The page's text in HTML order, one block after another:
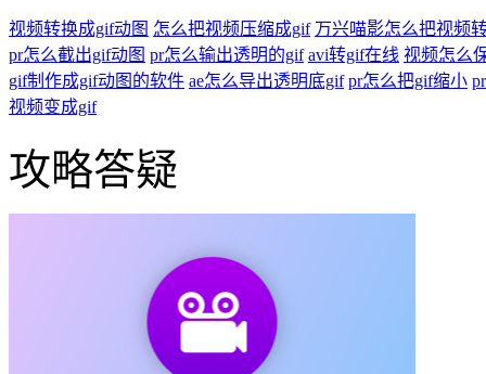
视频转换成gif动图 怎么把视频压缩成gif 万兴喵影怎么把视频
pr怎么截出gif动图 pr怎么输出透明的gif avi转gif在线 视频怎么
gif制作成gif动图的软件 ae怎么导出透明底gif pr怎么把gif缩小
视频变成gif
攻略答疑